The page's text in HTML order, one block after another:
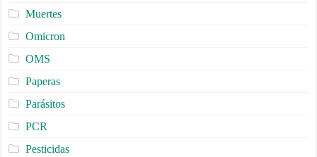
Muertes
Omicron
OMS
Paperas
Parásitos
PCR
Pesticidas